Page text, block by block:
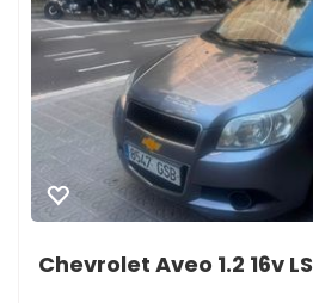
Chevrolet Aveo 1.2 16v LS